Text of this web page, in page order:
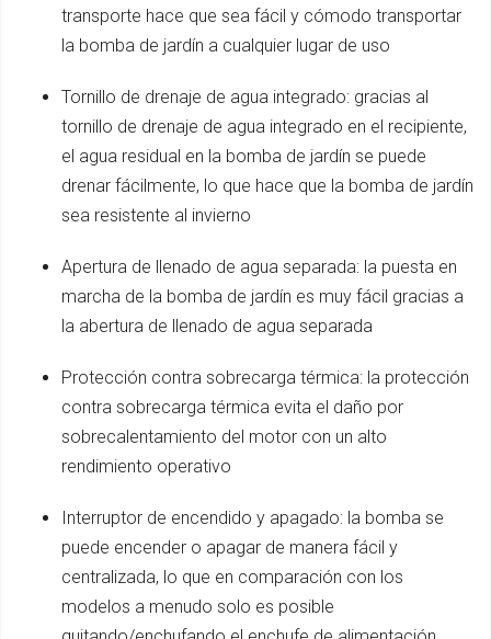
transporte hace que sea fácil y cómodo transportar
la bomba de jardín a cualquier lugar de uso
Tornillo de drenaje de agua integrado: gracias al
tornillo de drenaje de agua integrado en el recipiente,
el agua residual en la bomba de jardín se puede
drenar fácilmente, lo que hace que la bomba de jardín
sea resistente al invierno
Apertura de llenado de agua separada: la puesta en
marcha de la bomba de jardín es muy fácil gracias a
la abertura de llenado de agua separada
Protección contra sobrecarga térmica: la protección
contra sobrecarga térmica evita el daño por
sobrecalentamiento del motor con un alto
rendimiento operativo
Interruptor de encendido y apagado: la bomba se
puede encender o apagar de manera fácil y
centralizada, lo que en comparación con los
modelos a menudo solo es posible